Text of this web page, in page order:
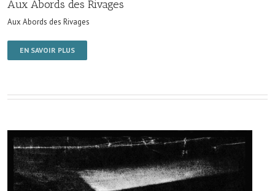
Aux Abords des Rivages
Aux Abords des Rivages
EN SAVOIR PLUS